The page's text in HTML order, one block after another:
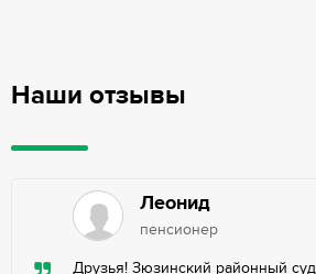
Наши отзывы
Леонид
пенсионер
Друзья! Зюзинский районный